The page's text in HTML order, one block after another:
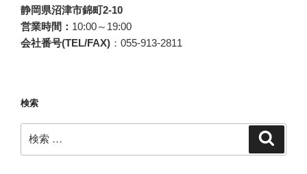
静岡県沼津市錦町2-10
営業時間： 10:00～19:00
会社番号(TEL/FAX) ：055-913-2811
検索
索: